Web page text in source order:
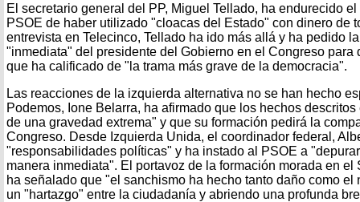
El secretario general del PP, Miguel Tellado, ha endurecido
PSOE de haber utilizado "cloacas del Estado" con dinero de
entrevista en Telecinco, Tellado ha ido más allá y ha pedido
"inmediata" del presidente del Gobierno en el Congreso para
que ha calificado de "la trama más grave de la democracia".
Las reacciones de la izquierda alternativa no se han hecho
Podemos, Ione Belarra, ha afirmado que los hechos
de una gravedad extrema" y que su formación pedirá la
Congreso. Desde Izquierda Unida, el coordinador federal,
"responsabilidades políticas" y ha instado al PSOE a
manera inmediata". El portavoz de la formación morada en el
ha señalado que "el sanchismo ha hecho tanto daño como el
un "hartazgo" entre la ciudadanía y abriendo una profunda